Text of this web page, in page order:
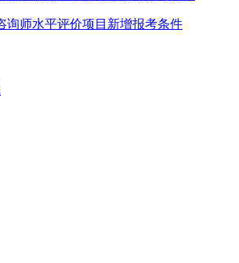
询师水平评价项目新增报考条件